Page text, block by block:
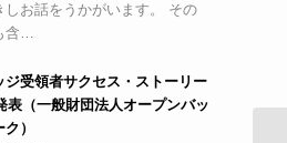
しお話をうかがいます。 その
含…
ジ受領者サクセス・ストーリー
表（一般財団法人オープンバッ
）